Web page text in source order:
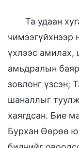
Та удаан
чимээгүйхнээр
үхлээс амилах,
амьдралын баяр
зовлонг үзсэн;
шаналлыг
хаягдсан. Бие
Бурхан Өөрөө